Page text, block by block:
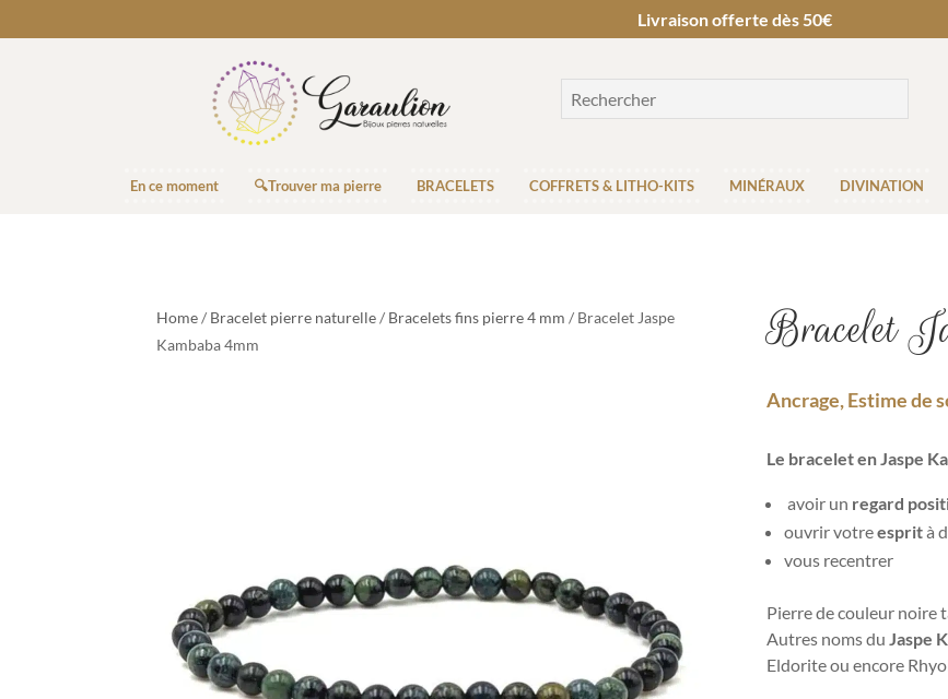
Livraison offerte dès 50€
En ce moment 🔍Trouver ma pierre BRACELETS COFFRETS & LITHO-KITS MINÉRAUX DIVINATION
Home/ Bracelet pierre naturelle/ Bracelets fins pierre 4 mm / Bracelet Jaspe
Kambaba 4mm
Bracelet
Ancrage, Estime de
Le bracelet en Jaspe
avoir un regard
ouvrir votreesprità
vous recentrer
Pierre de couleur noire
Autres noms duJaspe
Eldorite ou encore